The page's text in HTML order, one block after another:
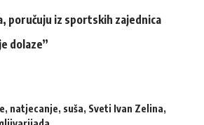
poručuju iz sportskih zajednica
dolaze”
, natjecanje, suša, Sveti Ivan Zelina,